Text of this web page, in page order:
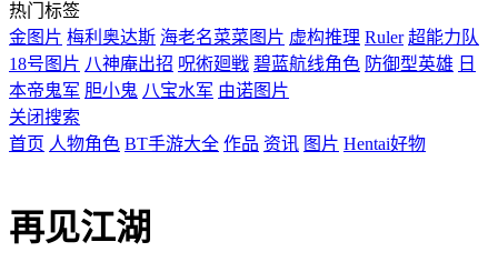
热门标签
金图片 梅利奥达斯 海老名菜菜图片 虚构推理 Ruler 超能力队
18号图片 八神庵出招 呪術廻戦 碧蓝航线角色 防御型英雄 日
本帝鬼军 胆小鬼 八宝水军 由诺图片
关闭搜索
首页 人物角色 BT手游大全 作品 资讯 图片 Hentai好物
再见江湖